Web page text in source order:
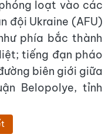
loạt vào các
đội Ukraine (AFU)
phía bắc thành
tiếng đạn pháo
biên giới giữa
Belopolye, tỉnh